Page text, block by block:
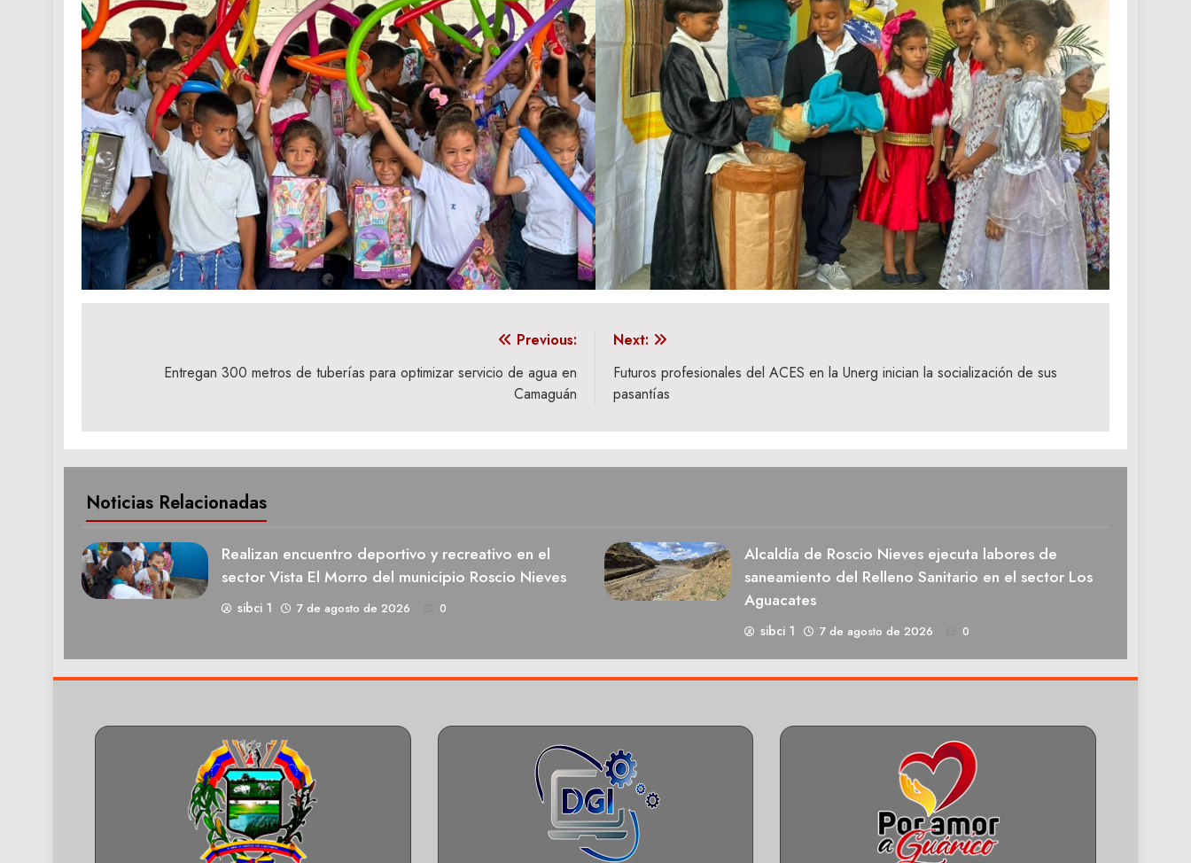
Previous:
Entregan 300 metros de tuberías para optimizar servicio de agua en
Camaguán
Next:
Futuros profesionales del ACES en la Unerg inician la socialización de sus
pasantías
Noticias Relacionadas
Realizan encuentro deportivo y recreativo en el
sector Vista El Morro del municipio Roscio Nieves
sibci 1 7 de agosto de 2026 0
Alcaldía de Roscio Nieves ejecuta labores de
saneamiento del Relleno Sanitario en el sector Los
Aguacates
sibci 1 7 de agosto de 2026 0